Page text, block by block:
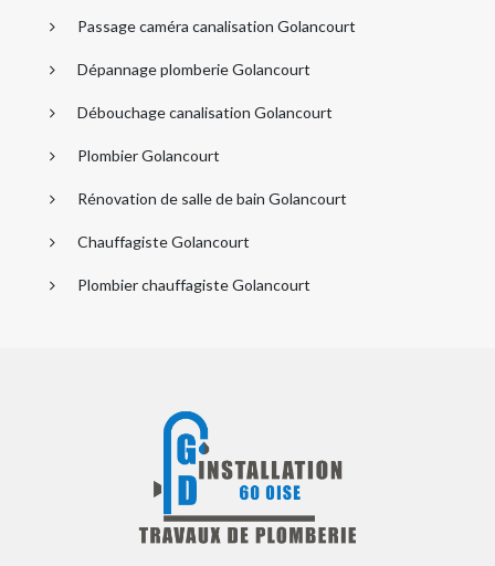
Passage caméra canalisation Golancourt
Dépannage plomberie Golancourt
Débouchage canalisation Golancourt
Plombier Golancourt
Rénovation de salle de bain Golancourt
Chauffagiste Golancourt
Plombier chauffagiste Golancourt